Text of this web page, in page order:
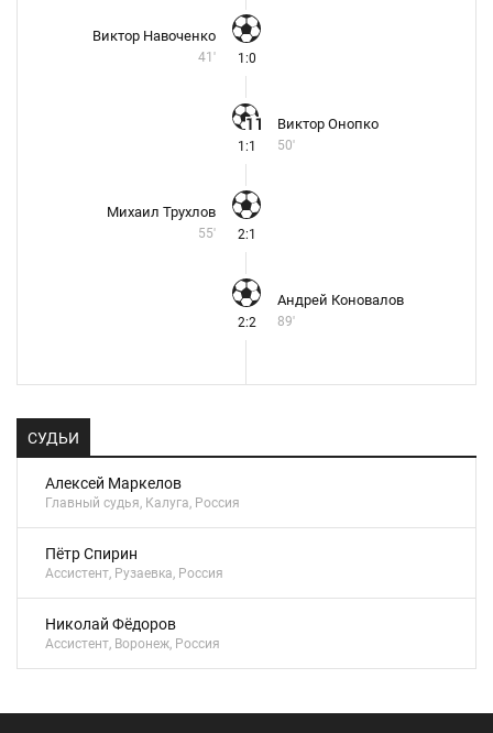
Виктор Навоченко
41' 1:0
1:1
Виктор Онопко
50'
Михаил Трухлов
55' 2:1
2:2
Андрей Коновалов
89'
СУДЬИ
Алексей Маркелов
Главный судья, Калуга, Россия
Пётр Спирин
Ассистент, Рузаевка, Россия
Николай Фёдоров
Ассистент, Воронеж, Россия